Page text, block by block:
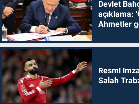
Devlet
açıklama:
Ahmetler
Resmi
Salah